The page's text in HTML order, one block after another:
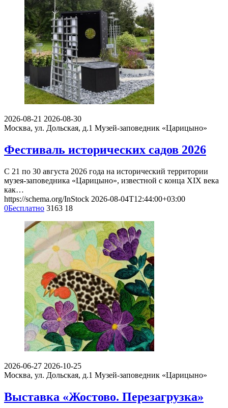
2026-08-21 2026-08-30
Москва, ул. Дольская, д.1 Музей-заповедник «Царицыно»
Фестиваль исторических садов 2026
С 21 по 30 августа 2026 года на исторический территории
музея-заповедника «Царицыно», известной с конца XIX века
как…
https://schema.org/InStock 2026-08-04T12:44:00+03:00
0Бесплатно 3163 18
2026-06-27 2026-10-25
Москва, ул. Дольская, д.1 Музей-заповедник «Царицыно»
Выставка «Жостово. Перезагрузка»